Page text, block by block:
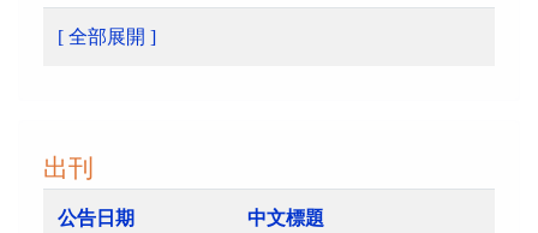
[ 全部展開 ]
出刊
公告日期 中文標題